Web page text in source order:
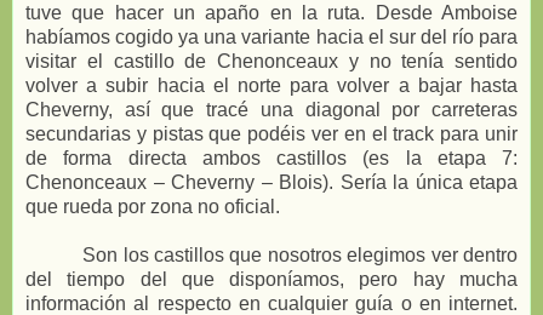
tuve que hacer un apaño en la ruta. Desde Amboise
habíamos cogido ya una variante hacia el sur del río para
visitar el castillo de Chenonceaux y no tenía sentido
volver a subir hacia el norte para volver a bajar hasta
Cheverny, así que tracé una diagonal por carreteras
secundarias y pistas que podéis ver en el track para unir
de forma directa ambos castillos (es la etapa 7:
Chenonceaux – Cheverny – Blois). Sería la única etapa
que rueda por zona no oficial.
Son los castillos que nosotros elegimos ver dentro
del tiempo del que disponíamos, pero hay mucha
información al respecto en cualquier guía o en internet.